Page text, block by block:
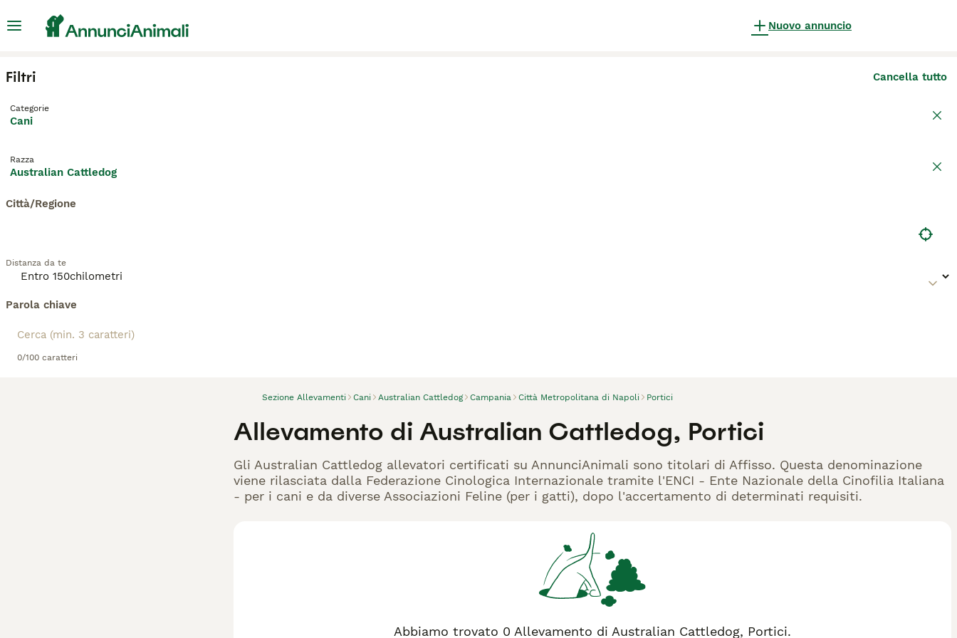
Nuovo annuncio
Filtri Cancella tutto
Categorie
Cani
Razza
Australian Cattledog
Città/Regione
Distanza da te
Parola chiave
0/100 caratteri
Sezione Allevamenti Cani Australian Cattledog Campania Città Metropolitana di Napoli Portici
Allevamento di Australian Cattledog, Portici
Gli Australian Cattledog allevatori certificati su AnnunciAnimali sono titolari di Affisso. Questa denominazione
viene rilasciata dalla Federazione Cinologica Internazionale tramite l'ENCI - Ente Nazionale della Cinofilia Italiana
- per i cani e da diverse Associazioni Feline (per i gatti), dopo l'accertamento di determinati requisiti.
Abbiamo trovato 0 Allevamento di Australian Cattledog, Portici.